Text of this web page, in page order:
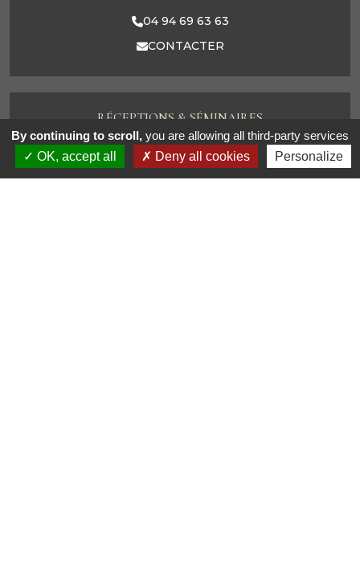
04 94 69 63 63
CONTACTER
RÉCEPTIONS & SÉMINAIRES
04 94 69 63 63
CONTACTER
By continuing to scroll, you are allowing all third-party services
OK, accept all
Deny all cookies Personalize